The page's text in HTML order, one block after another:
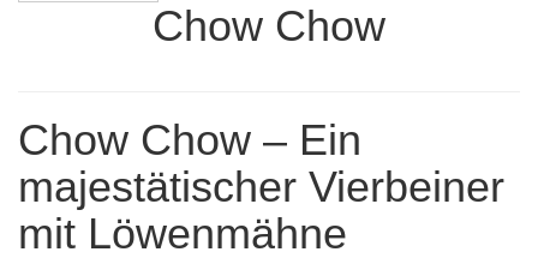
Chow Chow
Chow Chow – Ein
majestätischer Vierbeiner
mit Löwenmähne